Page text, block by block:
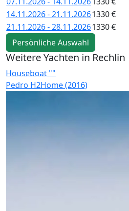
14.11.2026 - 21.11.20261330 €
21.11.2026 - 28.11.20261330 €
Persönliche Auswahl
Weitere Yachten in Rechlin
Houseboat ""
Pedro H2Home (2016)